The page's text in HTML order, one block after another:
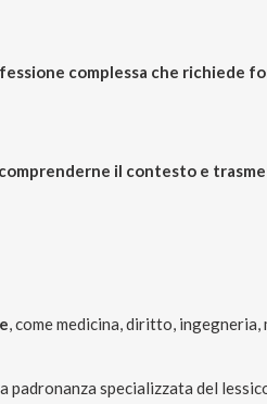
complessa che richiede
il contesto e
, come medicina, diritto,
padronanza specializzata del